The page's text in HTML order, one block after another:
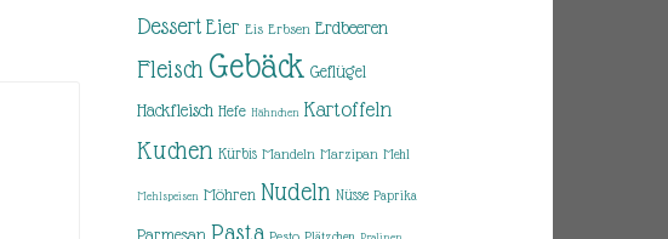
Dessert Eier Eis Erbsen Erdbeeren
Fleisch Gebäck Geflügel
Hackfleisch Hefe Hähnchen Kartoffeln
Kuchen Kürbis Mandeln Marzipan Mehl
Mehlspeisen Möhren Nudeln Nüsse Paprika
Pasta